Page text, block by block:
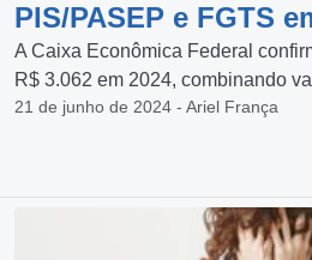
PIS/PASEP e FGTS
A Caixa Econômica Federal
R$ 3.062 em 2024, combinando
21 de junho de 2024 - Ariel França